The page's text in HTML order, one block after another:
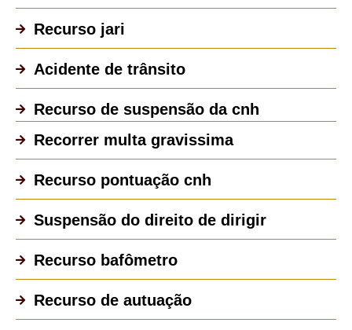
Recurso jari
Acidente de trânsito
Recurso de suspensão da cnh
Recorrer multa gravissima
Recurso pontuação cnh
Suspensão do direito de dirigir
Recurso bafômetro
Recurso de autuação